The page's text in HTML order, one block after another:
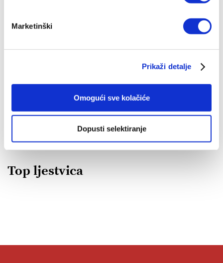
Marketinški
Prikaži detalje
Omogući sve kolačiće
Dopusti selektiranje
IZDANJA NAKLADE VERBUM
POGLEDAJ SVA IZDANJA
Top ljestvica